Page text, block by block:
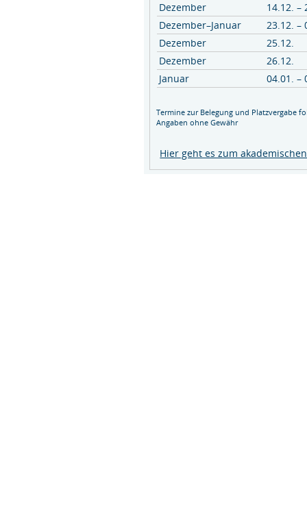
Dezember
14.12. –
Dezember–Januar
23.12. –
Dezember
25.12.
Dezember
26.12.
Januar
04.01. –
Termine zur Belegung und Platzvergabe
Angaben ohne Gewähr
Hier geht es zum